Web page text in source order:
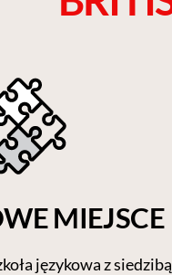
MIEJSCE
językowa z siedzibą